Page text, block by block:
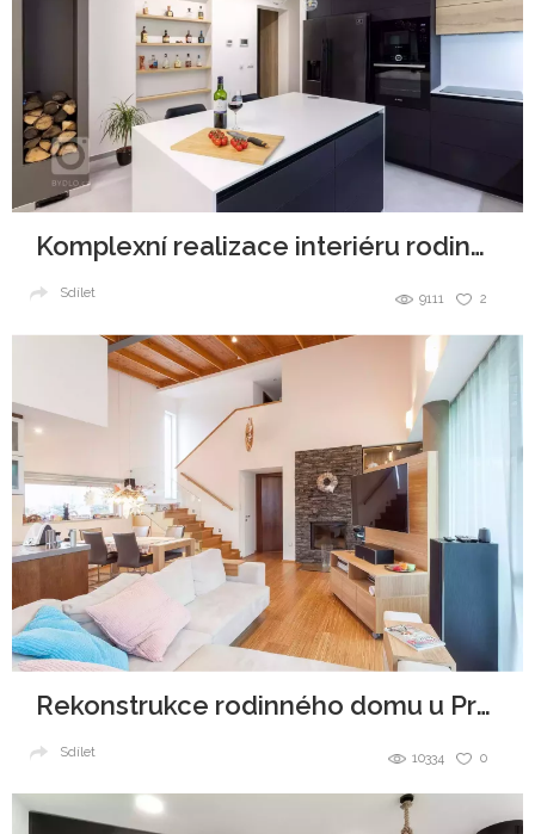
Komplexní realizace interiéru rodinného domu
2
9111
Sdílet
Rekonstrukce rodinného domu u Prahy
0
10334
Sdílet